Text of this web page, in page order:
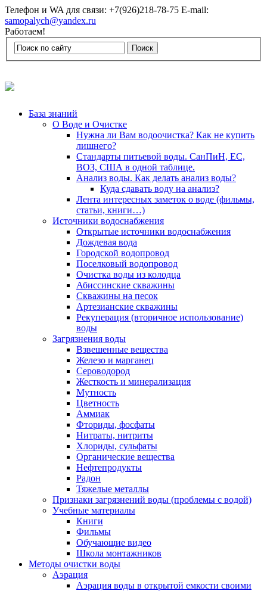
Телефон и WA для связи: +7(926)218-78-75 E-mail:
samopalych@yandex.ru
Работаем!
База знаний
О Воде и Очистке
Нужна ли Вам водоочистка? Как не купить
лишнего?
Стандарты питьевой воды. СанПиН, ЕС,
ВОЗ, США в одной таблице.
Анализ воды. Как делать анализ воды?
Куда сдавать воду на анализ?
Лента интересных заметок о воде (фильмы,
статьи, книги…)
Источники водоснабжения
Открытые источники водоснабжения
Дождевая вода
Городской водопровод
Поселковый водопровод
Очистка воды из колодца
Абиссинские скважины
Скважины на песок
Артезианские скважины
Рекуперация (вторичное использование)
воды
Загрязнения воды
Взвешенные вещества
Железо и марганец
Сероводород
Жесткость и минерализация
Мутность
Цветность
Аммиак
Фториды, фосфаты
Нитраты, нитриты
Хлориды, сульфаты
Органические вещества
Нефтепродукты
Радон
Тяжелые металлы
Признаки загрязнений воды (проблемы с водой)
Учебные материалы
Книги
Фильмы
Обучающие видео
Школа монтажников
Методы очистки воды
Аэрация
Аэрация воды в открытой емкости своими